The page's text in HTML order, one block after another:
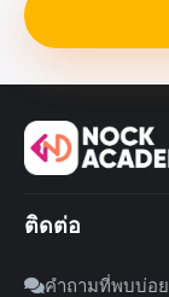
ติดต่อ
คำถามที่พบบ่อย